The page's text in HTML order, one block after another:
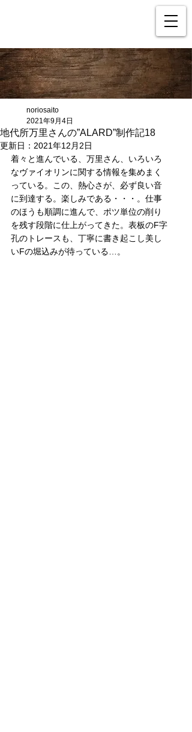
地代所万里さんの”ALARD”制作記18
noriosaito
2021年9月4日
更新日： 2021年12月2日
着々と進んでいる、万里さん、いろいろ
なヴァイオリンに関する情報を集めまく
っている。この、熱心さが、必ず良い音
に到達する。楽しみである・・・。仕事
のほうも順調に進んで、ポツ単位の削り
を残す段階に仕上がってきた。表板のF字
孔のトレースも、丁寧に書き起こし美し
いFの堀込みが待っている…。